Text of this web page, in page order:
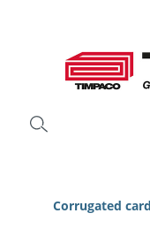
Corrugated